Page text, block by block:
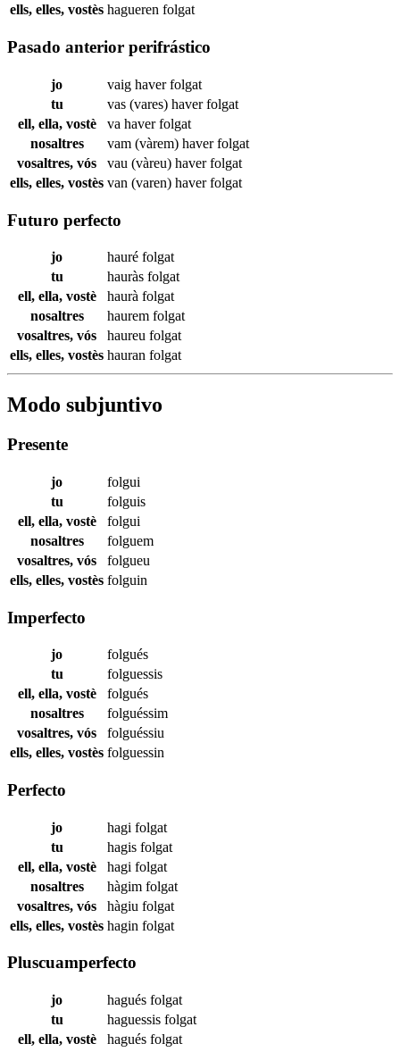
ells, elles, vostès hagueren folgat
Pasado anterior perifrástico
jo vaig haverfolgat
tu
vas (vares) haverfolgat
ell, ella, vostè
va haverfolgat
nosaltres
vam (vàrem) haverfolgat
vosaltres, vós
vau (vàreu) haverfolgat
ells, elles, vostès van (varen) haverfolgat
Futuro perfecto
jo hauré folgat
tu
hauràs folgat
ell, ella, vostè
haurà folgat
nosaltres
haurem folgat
vosaltres, vós
haureu folgat
ells, elles, vostès hauran folgat
Modo subjuntivo
Presente
jo
folgui
tu
folguis
ell, ella, vostè
folgui
nosaltres
folguem
vosaltres, vós
folgueu
ells, elles, vostès folguin
Imperfecto
jo
folgués
tu
folguessis
ell, ella, vostè
folgués
nosaltres
folguéssim
vosaltres, vós
folguéssiu
ells, elles, vostès folguessin
Perfecto
jo hagi folgat
tu
hagis folgat
ell, ella, vostè
hagi folgat
nosaltres
hàgim folgat
vosaltres, vós
hàgiu folgat
ells, elles, vostès hagin folgat
Pluscuamperfecto
jo hagués folgat
tu
haguessis folgat
ell, ella, vostè
hagués folgat